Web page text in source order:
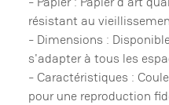
résistant au
- Dimensions :
s'adapter à tous les
- Caractéristiques :
pour une reproduction